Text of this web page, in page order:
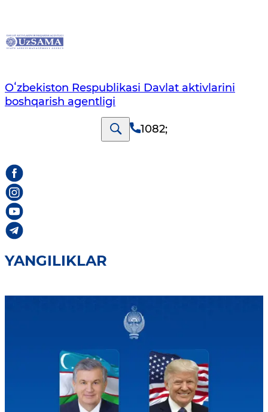
Oʻzbekiston Respublikasi Davlat aktivlarini
boshqarish agentligi
1082;
YANGILIKLAR